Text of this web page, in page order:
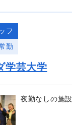
フ
勤
学芸大学
夜勤なしの施